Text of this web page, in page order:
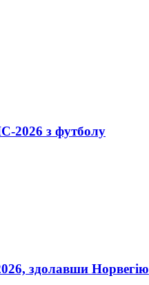
2026 з футболу
здолавши Норвегію